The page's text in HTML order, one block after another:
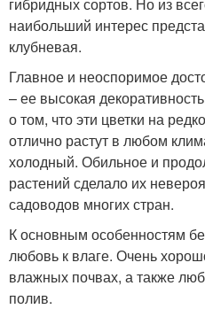
наибольший интерес
клубневая.
Главное и неоспоримое
– ее высокая
о том, что эти цветки на
отлично растут в любом
холодный. Обильное и
растений сделало их
садоводов многих стран.
К основным особенностям
любовь к влаге. Очень
влажных почвах, а также
полив.